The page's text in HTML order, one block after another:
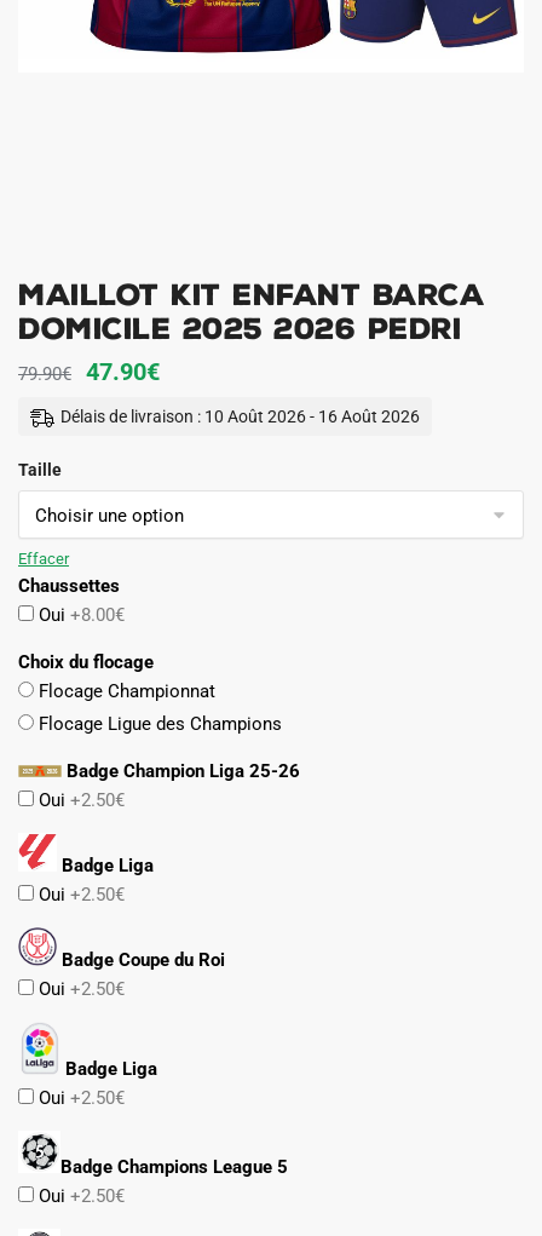
Maillot Kit Enfant Barca
Domicile 2025 2026 Pedri
79.90€
Le
prix
79.90€.
47.90€Le
prix
47.90€.
Délais de livraison : 10 Août 2026 - 16 Août 2026
Taille
Effacer
Chaussettes
Oui +8.00€
Choix du flocage
Flocage Championnat
Flocage Ligue des Champions
Badge Champion Liga 25-26
Oui +2.50€
Badge Liga
Oui +2.50€
Badge Coupe du Roi
Oui +2.50€
Badge Liga
Oui +2.50€
Badge Champions League 5
Oui +2.50€